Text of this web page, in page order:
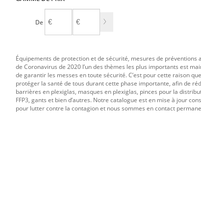
De
Équipements de protection et de sécurité, mesures de
de Coronavirus de 2020 l’un des thèmes les plus importants est
de garantir les messes en toute sécurité. C’est pour cette raison
protéger la santé de tous durant cette phase importante, afin de
barrières en plexiglas, masques en plexiglas, pinces pour la
FFP3, gants et bien d’autres. Notre catalogue est en mise à jour
pour lutter contre la contagion et nous sommes en contact